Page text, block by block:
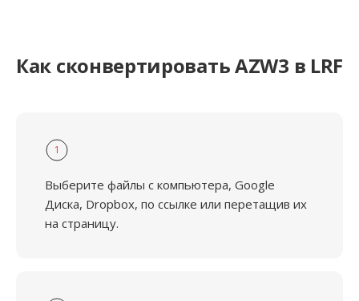
Как сконвертировать AZW3 в LRF
1
Выберите файлы с компьютера, Google
Диска, Dropbox, по ссылке или перетащив их
на страницу.